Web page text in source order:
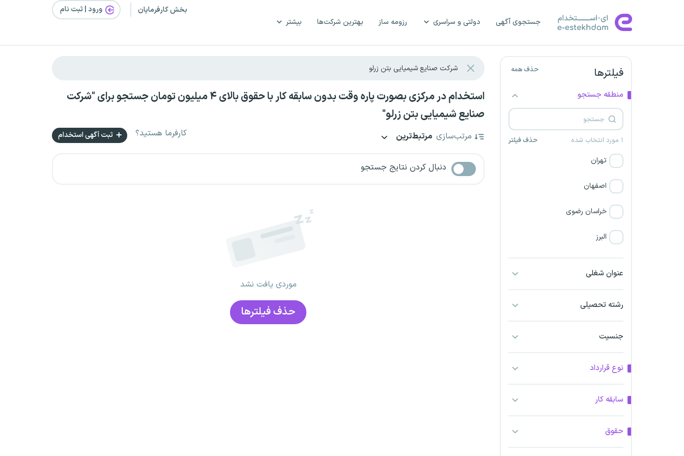
جستجوی آگهی دولتی و سراسری رزومه ساز بهترین شرکت‌ها بیشتر
بخش کارفرمایان ورود | ثبت‌ نام
فیلترها حذف همه
منطقه جستجو
۱ مورد انتخاب شده حذف فیلتر
تهران
اصفهان
خراسان رضوی
البرز
اراک
اردبیل
عنوان شغلی
رشته تحصیلی
جنسیت
نوع قرارداد
سابقه کار
حقوق
استخدام در مرکزی بصورت پاره وقت بدون سابقه کار با حقوق بالای ۴ میلیون تومان جستجو برای "شرکت
صنایع شیمیایی بتن زرلو"
مرتب‌سازی مرتبط‌ترین کارفرما هستید؟ ثبت آگهی استخدام
دنبال کردن نتایج جستجو
موردی یافت نشد
حذف فیلتر‌ها